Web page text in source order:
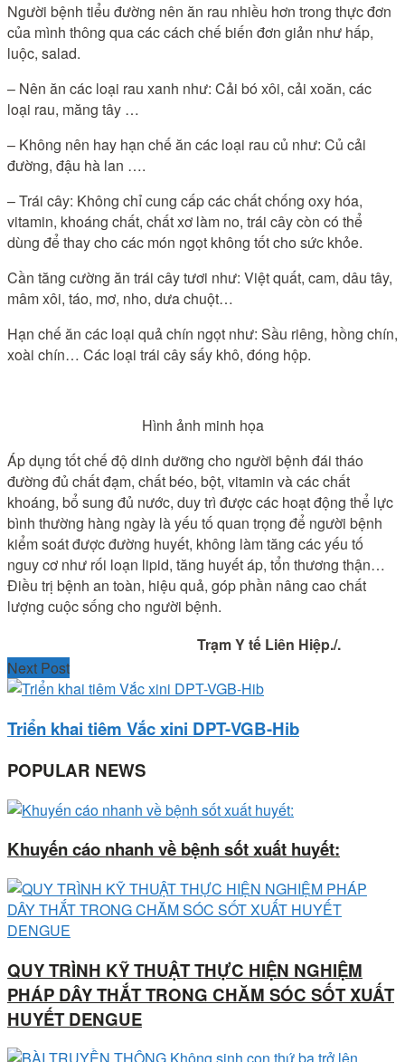
Người bệnh tiểu đường nên ăn rau nhiều hơn trong thực đơn
của mình thông qua các cách chế biến đơn giản như hấp,
luộc, salad.
– Nên ăn các loại rau xanh như: Cải bó xôi, cải xoăn, các
loại rau, măng tây …
– Không nên hay hạn chế ăn các loại rau củ như: Củ cải
đường, đậu hà lan ….
– Trái cây: Không chỉ cung cấp các chất chống oxy hóa,
vitamin, khoáng chất, chất xơ làm no, trái cây còn có thể
dùng để thay cho các món ngọt không tốt cho sức khỏe.
Cần tăng cường ăn trái cây tươi như: Việt quất, cam, dâu tây,
mâm xôi, táo, mơ, nho, dưa chuột…
Hạn chế ăn các loại quả chín ngọt như: Sầu riêng, hồng chín,
xoài chín… Các loại trái cây sấy khô, đóng hộp.
Hình ảnh minh họa
Áp dụng tốt chế độ dinh dưỡng cho người bệnh đái tháo
đường đủ chất đạm, chất béo, bột, vitamin và các chất
khoáng, bổ sung đủ nước, duy trì được các hoạt động thể lực
bình thường hàng ngày là yếu tố quan trọng để người bệnh
kiểm soát được đường huyết, không làm tăng các yếu tố
nguy cơ như rối loạn lipid, tăng huyết áp, tổn thương thận…
Điều trị bệnh an toàn, hiệu quả, góp phần nâng cao chất
lượng cuộc sống cho người bệnh.
Trạm Y tế Liên Hiệp./.
Next Post
Triển khai tiêm Vắc xini DPT-VGB-Hib
POPULAR NEWS
Khuyến cáo nhanh về bệnh sốt xuất huyết:
QUY TRÌNH KỸ THUẬT THỰC HIỆN NGHIỆM
PHÁP DÂY THẮT TRONG CHĂM SÓC SỐT XUẤT
HUYẾT DENGUE